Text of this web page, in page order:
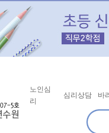
노인심
리
심리상담 바